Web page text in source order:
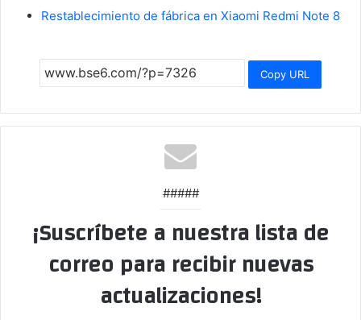
Restablecimiento de fábrica en Xiaomi Redmi Note 8
Copy URL
#####
¡Suscríbete a nuestra lista de
correo para recibir nuevas
actualizaciones!